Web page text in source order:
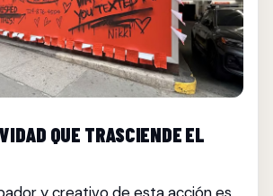
QUE TRASCIENDE EL